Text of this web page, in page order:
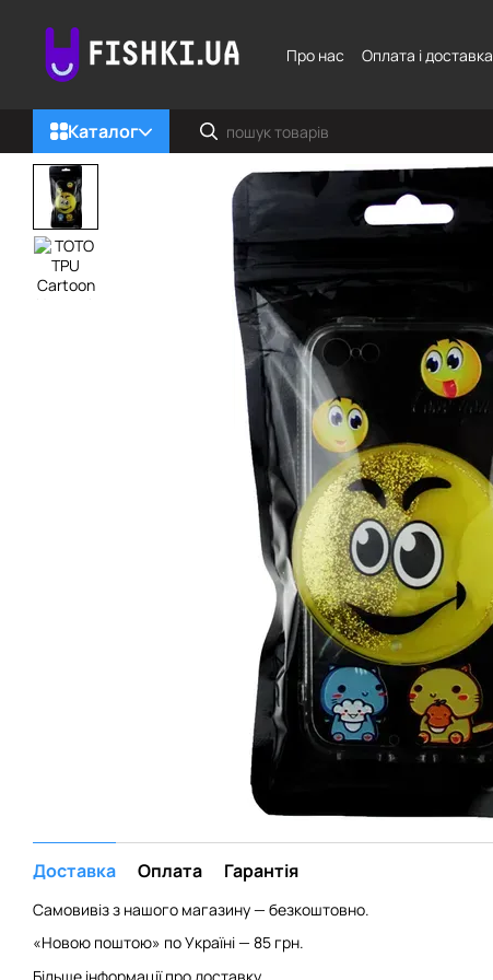
Про нас
Оплата і доставка
Каталог
Доставка Оплата Гарантія
Самовивіз з нашого магазину — безкоштовно.
«Новою поштою» по Україні — 85 грн.